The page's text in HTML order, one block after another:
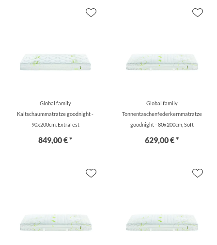
Global family
Kaltschaummatratze goodnight -
90x200cm, Extrafest
849,00 € *
Global family
Tonnentaschenfederkernmatratze
goodnight - 80x200cm, Soft
629,00 € *